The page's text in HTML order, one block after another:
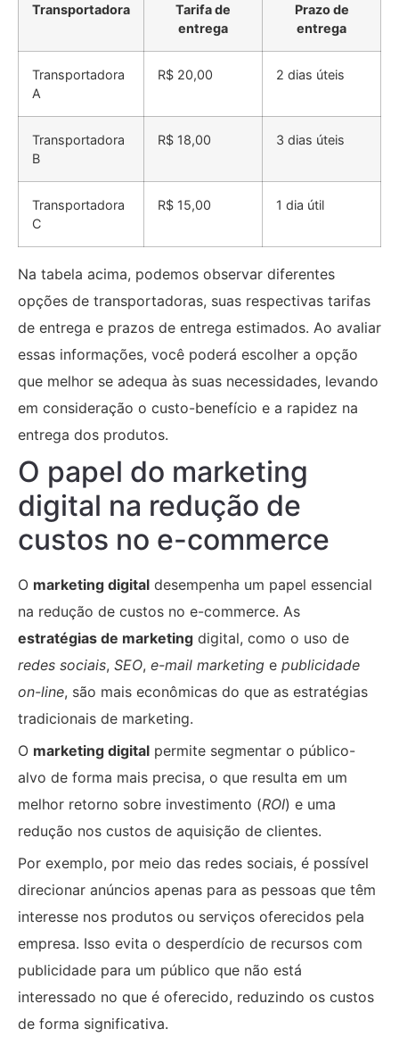
Transportadora
Tarifa de
entrega
Prazo de
entrega
Transportadora
A
R$ 20,00 2 dias úteis
Transportadora
B
R$ 18,00 3 dias úteis
Transportadora
C
R$ 15,00 1 dia útil
Na tabela acima, podemos observar diferentes
opções de transportadoras, suas respectivas tarifas
de entrega e prazos de entrega estimados. Ao avaliar
essas informações, você poderá escolher a opção
que melhor se adequa às suas necessidades, levando
em consideração o custo-benefício e a rapidez na
entrega dos produtos.
O papel do marketing
digital na redução de
custos no e-commerce
O marketing digital desempenha um papel essencial
na redução de custos no e-commerce. As
estratégias de marketing digital, como o uso de
redes sociais, SEO, e-mail marketing e publicidade
on-line, são mais econômicas do que as estratégias
tradicionais de marketing.
O marketing digital permite segmentar o público-
alvo de forma mais precisa, o que resulta em um
melhor retorno sobre investimento (ROI) e uma
redução nos custos de aquisição de clientes.
Por exemplo, por meio das redes sociais, é possível
direcionar anúncios apenas para as pessoas que têm
interesse nos produtos ou serviços oferecidos pela
empresa. Isso evita o desperdício de recursos com
publicidade para um público que não está
interessado no que é oferecido, reduzindo os custos
de forma significativa.